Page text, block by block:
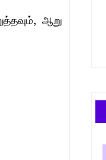
ஆறு